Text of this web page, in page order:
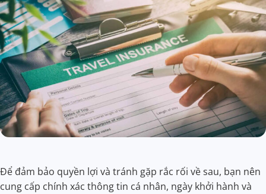
Để đảm bảo quyền lợi và tránh gặp rắc rối về sau, bạn nên
cung cấp chính xác thông tin cá nhân, ngày khởi hành và